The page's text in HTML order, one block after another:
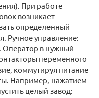
При работе
возникает
определенный
Ручное управление:
в нужный
переменного
коммутируя питание
Например, нажатием
целый завод: